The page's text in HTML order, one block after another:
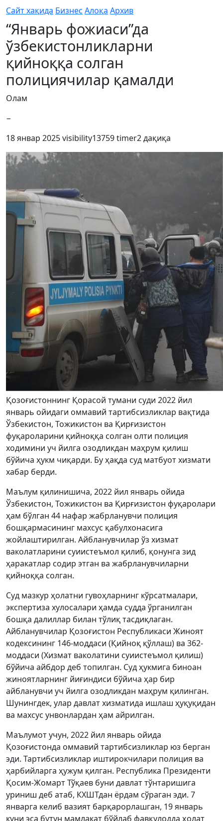
Сайт хақида Бизнес Алоқа Архив
“Январь фожиаси”да
ўзбекистонликларни
қийноққа солган
полициячилар қамалди
Олам
−
18 январ 2025visibility13759timer2 дақиқа
Қозоғистоннинг Қорасой тумани суди 2022 йил
январь ойидаги оммавий тартибсизликлар вақтида
Ўзбекистон, Тожикистон ва Қирғизистон
фуқароларини қийноққа солган олти полиция
ходимини уч йилга озодликдан маҳрум қилиш
бўйича ҳукм чиқарди. Бу ҳақда суд матбуот хизмати
хабар берди.
Маълум қилинишича, 2022 йил январь ойида
Ўзбекистон, Тожикистон ва Қирғизистон фуқаролари
ҳам бўлган 44 нафар жабрланувчи полиция
бошқармасининг махсус қабулхонасига
жойлаштирилган. Айбланувчилар ўз хизмат
ваколатларини суиистеъмол қилиб, қонунга зид
ҳаракатлар содир этган ва жабрланувчиларни
қийноққа солган.
Суд мазкур ҳолатни гувоҳларнинг кўрсатмалари,
экспертиза хулосалари ҳамда судда ўрганилган
бошқа далиллар билан тўлиқ тасдиқлаган.
Айбланувчилар Қозоғистон Республикаси Жиноят
кодексининг 146-моддаси (Қийноқ қўллаш) ва 362-
моддаси (Хизмат ваколатини суиистеъмол қилиш)
бўйича айбдор деб топилган. Суд ҳукмига биноан
жиноятларнинг йиғиндиси бўйича ҳар бир
айбланувчи уч йилга озодликдан маҳрум қилинган.
Шунингдек, улар давлат хизматида ишлаш ҳуқуқидан
ва махсус унвонлардан ҳам айрилган.
Маълумот учун, 2022 йил январь ойида
Қозоғистонда оммавий тартибсизликлар юз берган
эди. Тартибсизликлар иштирокчилари полиция ва
ҳарбийларга ҳужум қилган. Республика Президенти
Қосим-Жомарт Тўқаев буни давлат тўнтаришига
уриниш деб атаб, КХШТдан ёрдам сўраган эди. 7
январга келиб вазият барқарорлашган, 19 январь
куни эса бутун мамлакат бўйлаб фавқулодда ҳолат